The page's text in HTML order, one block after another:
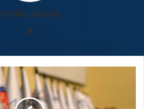
Emilio Araya